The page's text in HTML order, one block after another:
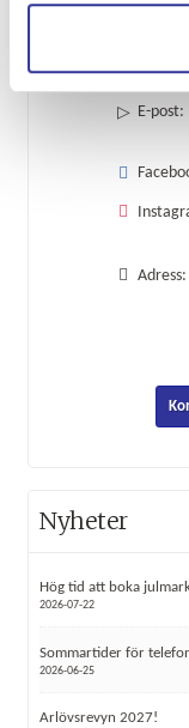
E-post:
Adress:
Nyheter
Hög tid att boka
2026-07-22
Sommartider för
2026-06-25
Arlövsrevyn 2027!